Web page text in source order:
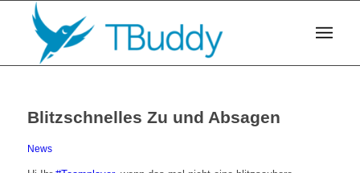
Blitzschnelles Zu und Absagen
News